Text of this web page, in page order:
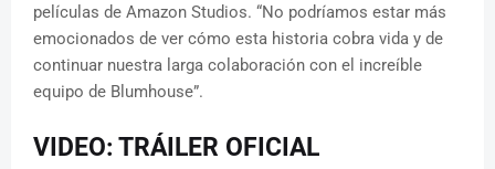
películas de Amazon Studios. “No podríamos estar más
emocionados de ver cómo esta historia cobra vida y de
continuar nuestra larga colaboración con el increíble
equipo de Blumhouse”.
VIDEO: TRÁILER OFICIAL